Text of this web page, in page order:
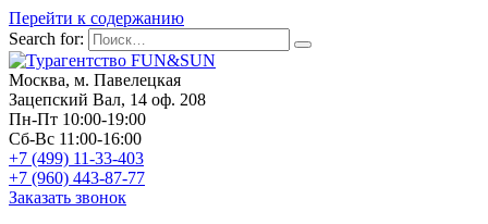
Перейти к содержанию
Search for:
Москва, м. Павелецкая
Зацепский Вал, 14 оф. 208
Пн-Пт 10:00-19:00
Сб-Вс 11:00-16:00
+7 (499) 11-33-403
+7 (960) 443-87-77
Заказать звонок